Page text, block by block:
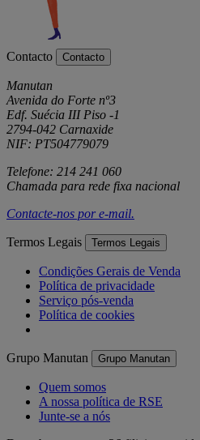
Contacto Contacto
Manutan
Avenida do Forte nº3
Edf. Suécia III Piso -1
2794-042 Carnaxide
NIF: PT504779079
Telefone: 214 241 060
Chamada para rede fixa nacional
Contacte-nos pore-mail.
Termos Legais Termos Legais
Condições Gerais de Venda
Política de privacidade
Serviço pós-venda
Política de cookies
Grupo Manutan Grupo Manutan
Quem somos
A nossa política de RSE
Junte-se a nós